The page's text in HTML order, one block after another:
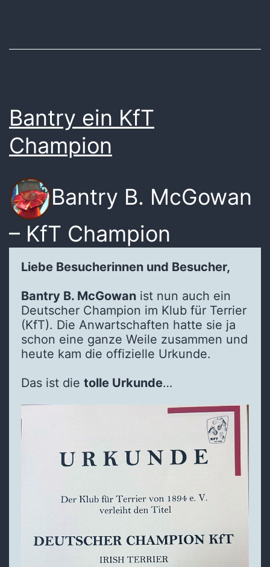
Bantry ein KfT
Champion
Bantry B. McGowan
– KfT Champion
Liebe Besucherinnen und Besucher,
Bantry B. McGowan ist nun auch ein
Deutscher Champion im Klub für Terrier
(KfT). Die Anwartschaften hatte sie ja
schon eine ganze Weile zusammen und
heute kam die offizielle Urkunde.
Das ist die tolle Urkunde…